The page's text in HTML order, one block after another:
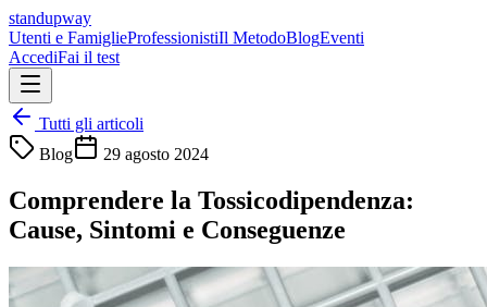
standupway
Utenti e FamiglieProfessionistiIl MetodoBlogEventi
AccediFai il test
Tutti gli articoli
Blog
29 agosto 2024
Comprendere la Tossicodipendenza:
Cause, Sintomi e Conseguenze